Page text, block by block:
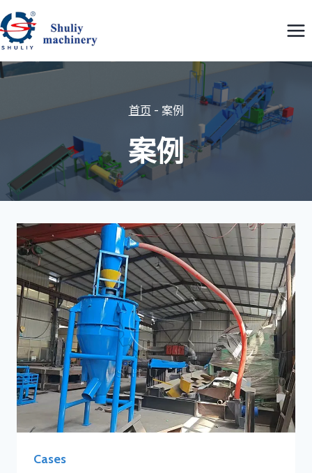
跳
到
内
容
首页 - 案例
案例
Cases